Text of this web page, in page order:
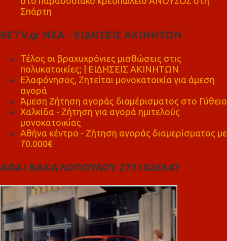
Σπάρτη
RETV.gr ΝΕΑ - ΕΙΔΗΣΕΙΣ ΑΚΙΝΗΤΩΝ
Τέλος οι βραχυχρόνιες μισθώσεις στις
πολυκατοικίες; | ΕΙΔΗΣΕΙΣ ΑΚΙΝΗΤΩΝ
Ελαφόνησος, Ζητείται μονοκατοικία για άμεση
αγορά
Άμεση Ζήτηση αγοράς διαμέρισματος στο Γύθειο
Χαλκίδα - Ζήτηση για αγορά ημιτελούς
μονοκατοικίας
Αθήνα κέντρο - Ζήτηση αγοράς διαμερίσματος με
70.000€
ΑΦΑΙ ΒΑΚΑΛΟΠΟΥΛΟΥ 2731026347